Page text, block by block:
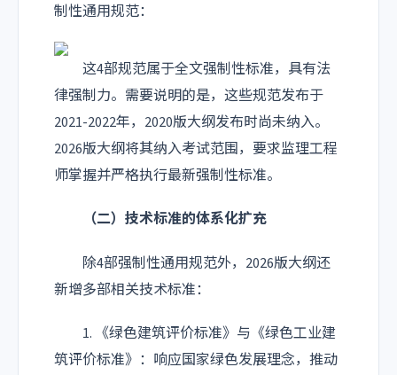
制性通用规范：
这4部规范属于全文强制性标准，具有法
律强制力。需要说明的是，这些规范发布于
2021-2022年，2020版大纲发布时尚未纳入。
2026版大纲将其纳入考试范围，要求监理工程
师掌握并严格执行最新强制性标准。
（二）技术标准的体系化扩充
除4部强制性通用规范外，2026版大纲还
新增多部相关技术标准：
1. 《绿色建筑评价标准》与《绿色工业建
筑评价标准》：响应国家绿色发展理念，推动